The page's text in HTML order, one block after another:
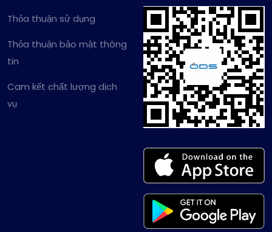
Thỏa thuận sử dụng
Thỏa thuận bảo mật thông
tin
Cam kết chất lượng dịch
vụ